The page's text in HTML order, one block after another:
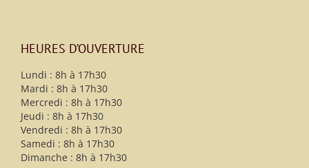
HEURES D’OUVERTURE
Lundi : 8h à 17h30
Mardi : 8h à 17h30
Mercredi : 8h à 17h30
Jeudi : 8h à 17h30
Vendredi : 8h à 17h30
Samedi : 8h à 17h30
Dimanche : 8h à 17h30